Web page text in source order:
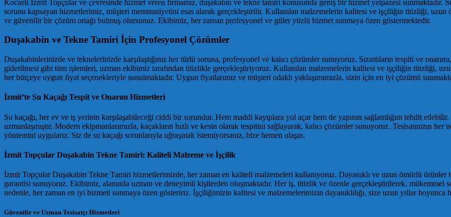
Kocaeli İzmit Topçular ve çevresinde hizmet veren firmamız, duşakabin ve tekne tamiri konusunda geniş bir hizmet yelpazesi sunmaktadır. Su
sorunu kapsayan hizmetlerimiz, müşteri memnuniyetini esas alarak gerçekleştirilir. Kullanılan malzemelerin kalitesi ve işçiliğin titizliği, uzun
ve güvenilir bir çözüm ortağı bulmuş olursunuz. Ekibimiz, her zaman profesyonel ve güler yüzlü hizmet sunmaya özen göstermektedir.
Duşakabin ve Tekne Tamiri İçin Profesyonel Çözümler
Duşakabinlerinizde ve teknelerinizde karşılaştığınız her türlü soruna, profesyonel ve kalıcı çözümler sunuyoruz. Sızıntıların tespiti ve
giderilmesi gibi tüm işlemleri, uzman ekibimiz tarafından titizlikle gerçekleştiriyoruz. Kullanılan malzemelerin kalitesi ve işçiliğin titizliği,
her bütçeye uygun fiyat seçenekleriyle sunulmaktadır. Uygun fiyatlarımız ve müşteri odaklı yaklaşımımızla, sizin için en iyi çözümü
İzmit’te Su Kaçağı Tespit ve Onarım Hizmetleri
Su kaçağı, her ev ve iş yerinin karşılaşabileceği ciddi bir sorundur. Hem maddi kayıplara yol açar hem de yapının sağlamlığını tehdit
uzmanlaşmıştır. Modern ekipmanlarımızla, kaçakların hızlı ve kesin olarak tespitini sağlayarak, kalıcı çözümler sunuyoruz. Tesisatınızın
yöntemini uygularız. Siz de su kaçağı sorunlarıyla uğraşmak istemiyorsanız, bize hemen ulaşın.
İzmit Topçular Duşakabin Tekne Tamiri: Kaliteli Malzeme ve İşçilik
İzmit Topçular Duşakabin Tekne Tamiri hizmetlerimizde, her zaman en kaliteli malzemeleri kullanıyoruz. Dayanıklı ve uzun ömürlü ürünler
garantisi sunuyoruz. Ekibimiz, alanında uzman ve deneyimli kişilerden oluşmaktadır. Her iş, titizlik ve özenle gerçekleştirilerek,
nedenle, her zaman en iyi hizmeti sunmaya özen gösteririz. İşçiliğimizin kalitesi ve malzemelerimizin dayanıklılığı, size uzun yıllar boyunca
Güvenilir ve Uzman Tesisatçı Hizmetleri